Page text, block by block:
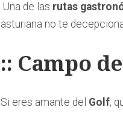
Una de las rutas
asturiana no te
:: Campo
Si eres amante del Golf,